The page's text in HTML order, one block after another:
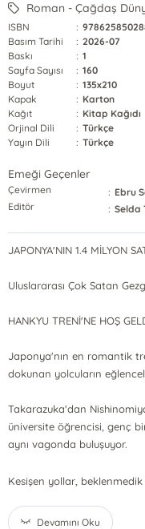
Roman - Çağdaş
ISBN :
Basım Tarihi
: 2026-07
Baskı
: 1
Sayfa Sayısı
: 160
Boyut
: 135x210
Kapak
: Karton
Kağıt
: Kitap Kağıdı
Orjinal Dili
: Türkçe
Yayın Dili
: Türkçe
Emeği Geçenler
Çevirmen : Ebru
Editör
: Selda
JAPONYA'NIN 1.4 MİLYON
Uluslararası Çok Satan
HANKYU TRENİ'NE HOŞ
Japonya'nın en romantik
dokunan yolcuların
Takarazuka'dan
üniversite öğrencisi, genç
aynı vagonda buluşuyor.
Kesişen yollar, beklenmedik
Devamını Oku